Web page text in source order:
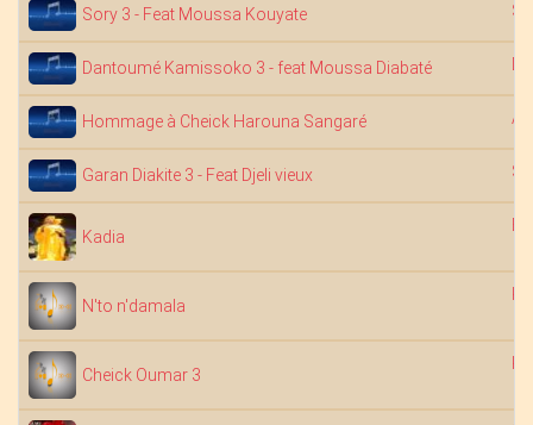
Sory 3 - Feat Moussa Kouyate
Dantoumé Kamissoko 3 - feat Moussa Diabaté
Hommage à Cheick Harouna Sangaré
Garan Diakite 3 - Feat Djeli vieux
Kadia
N'to n'damala
Cheick Oumar 3